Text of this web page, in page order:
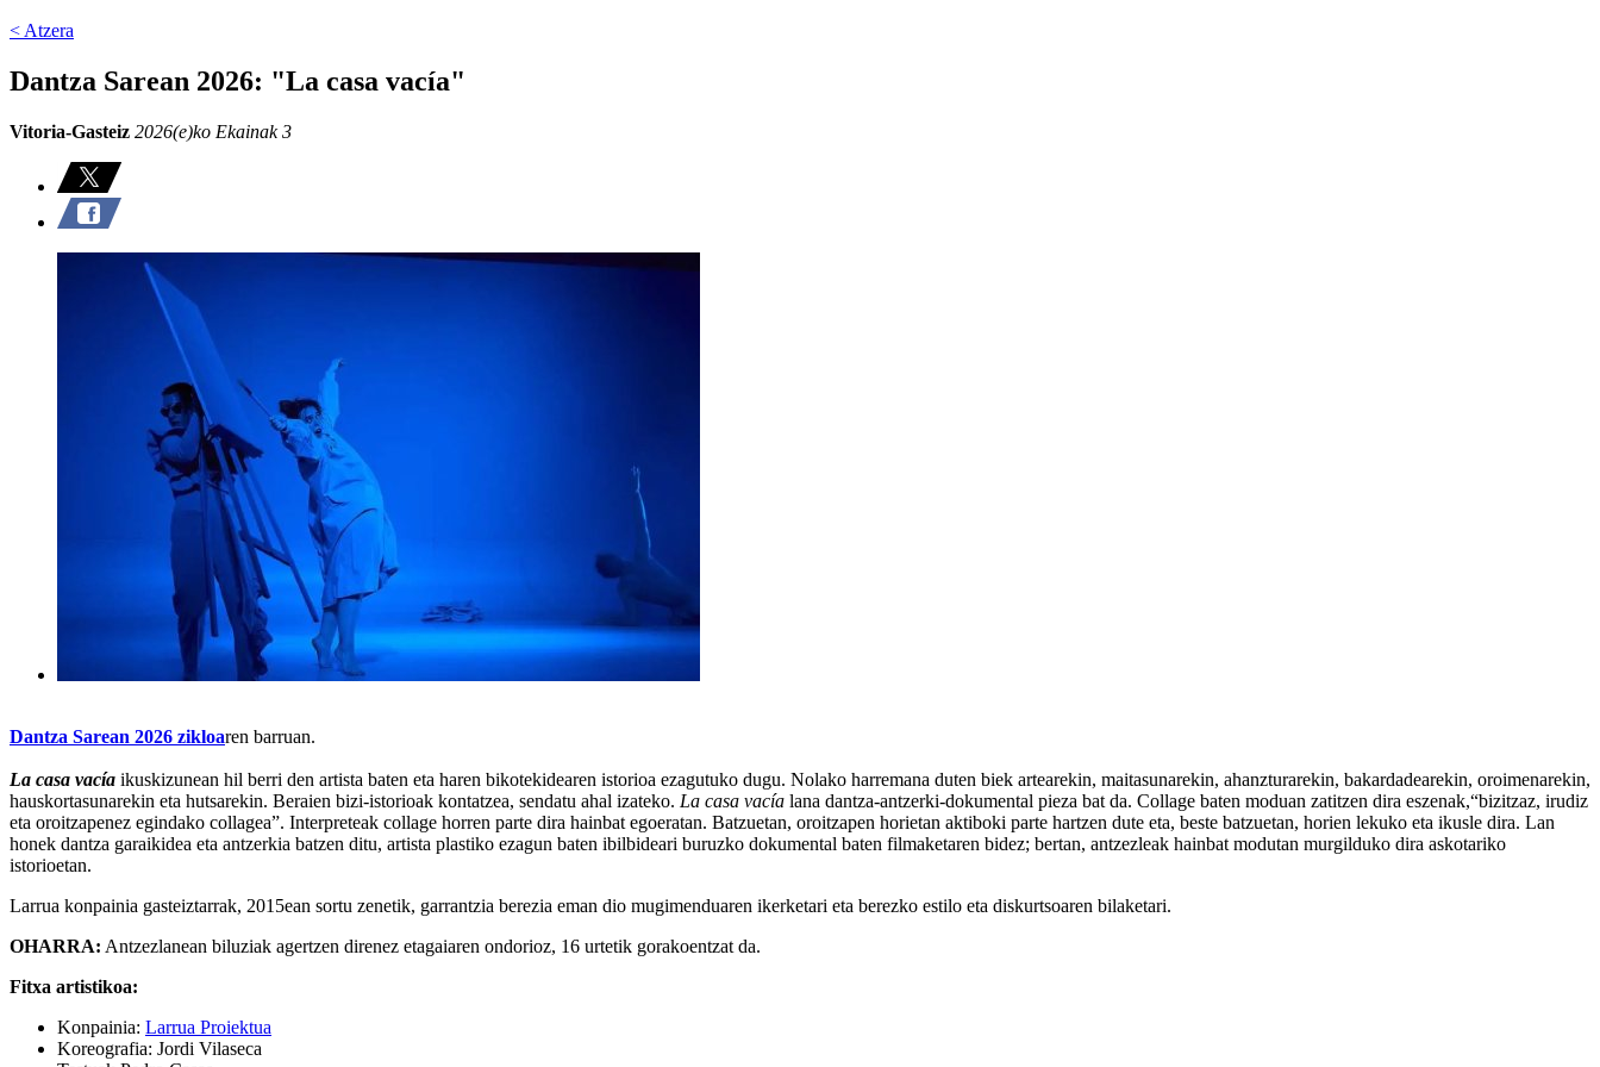
< Atzera
Dantza Sarean 2026: "La casa vacía"
Vitoria-Gasteiz 2026(e)ko Ekainak 3
Dantza Sarean 2026 zikloaren barruan.
La casa vacía ikuskizunean hil berri den artista baten eta haren bikotekidearen istorioa ezagutuko dugu. Nolako harremana duten biek artearekin, maitasunarekin, ahanzturarekin, bakardadearekin, oroimenarekin,
hauskortasunarekin eta hutsarekin. Beraien bizi-istorioak kontatzea, sendatu ahal izateko. La casa vacía lana dantza-antzerki-dokumental pieza bat da. Collage baten moduan zatitzen dira eszenak,“bizitzaz, irudiz
eta oroitzapenez egindako collagea”. Interpreteak collage horren parte dira hainbat egoeratan. Batzuetan, oroitzapen horietan aktiboki parte hartzen dute eta, beste batzuetan, horien lekuko eta ikusle dira. Lan
honek dantza garaikidea eta antzerkia batzen ditu, artista plastiko ezagun baten ibilbideari buruzko dokumental baten filmaketaren bidez; bertan, antzezleak hainbat modutan murgilduko dira askotariko
istorioetan.
Larrua konpainia gasteiztarrak, 2015ean sortu zenetik, garrantzia berezia eman dio mugimenduaren ikerketari eta berezko estilo eta diskurtsoaren bilaketari.
OHARRA: Antzezlanean biluziak agertzen direnez etagaiaren ondorioz, 16 urtetik gorakoentzat da.
Fitxa artistikoa:
Konpainia: Larrua Proiektua
Koreografia: Jordi Vilaseca